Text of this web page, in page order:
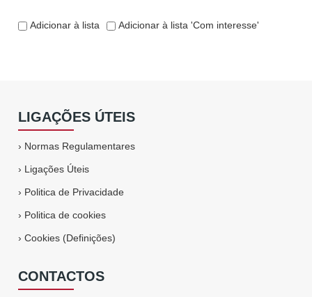
Adicionar à lista Adicionar à lista 'Com interesse'
LIGAÇÕES ÚTEIS
› Normas Regulamentares
› Ligações Úteis
› Politica de Privacidade
› Politica de cookies
›Cookies (Definições)
CONTACTOS